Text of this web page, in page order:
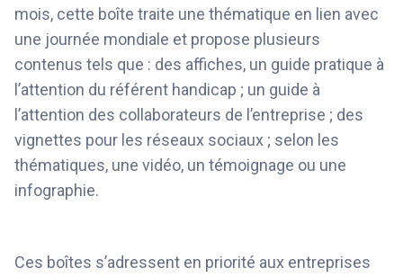
mois, cette boîte traite une thématique en lien avec
une journée mondiale et propose plusieurs
contenus tels que : des affiches, un guide pratique à
l’attention du référent handicap ; un guide à
l’attention des collaborateurs de l’entreprise ; des
vignettes pour les réseaux sociaux ; selon les
thématiques, une vidéo, un témoignage ou une
infographie.
Ces boîtes s’adressent en priorité aux entreprises